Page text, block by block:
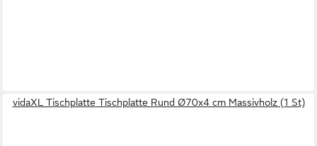
vidaXL Tischplatte Tischplatte Rund Ø70x4 cm Massivholz (1 St)